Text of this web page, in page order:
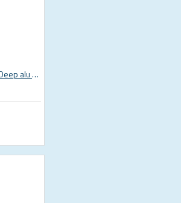
DEDA Zero 100 Deep alu országúti kormány